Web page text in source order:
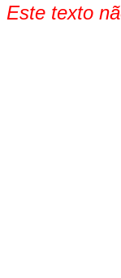
Este texto